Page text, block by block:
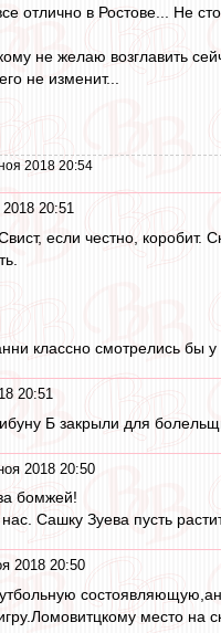
отлично в Ростове... Не
не желаю возглавить
не изменит...
2018 20:54
20:51
если честно,
классно смотрелись бы
20:51
Б закрыли для
2018 20:50
бомжей!
Сашку Зуева пусть
2018 20:50
место на